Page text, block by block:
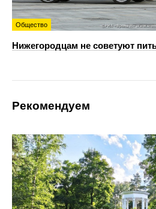
Общество
Нижегородцам не советуют
Рекомендуем